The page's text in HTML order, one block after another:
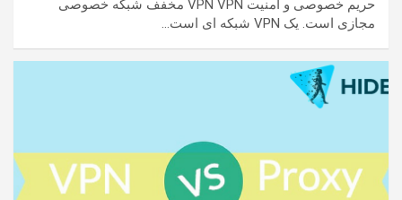
حریم خصوصی و امنیت VPN VPN مخفف شبکه خصوصی
مجازی است. یک VPN شبکه ای است…